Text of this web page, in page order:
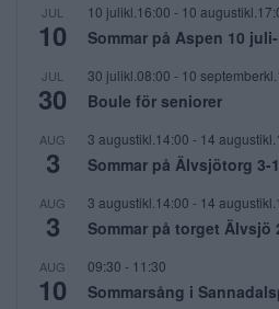
JUL
10
10 julikl.16:00 - 10
Sommar på Aspen 10
JUL
30
30 julikl.08:00 - 10
Boule för seniorer
AUG
3
3 augustikl.14:00 - 14
Sommar på Älvsjötorg 3-
AUG
3
3 augustikl.14:00 - 14
Sommar på torget Älvsjö
AUG
10
09:30 - 11:30
Sommarsång i